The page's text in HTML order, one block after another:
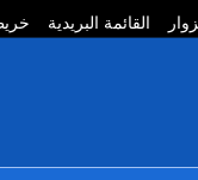
القائمة البريدية